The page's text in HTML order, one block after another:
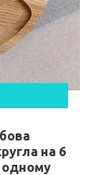
на 6
одному